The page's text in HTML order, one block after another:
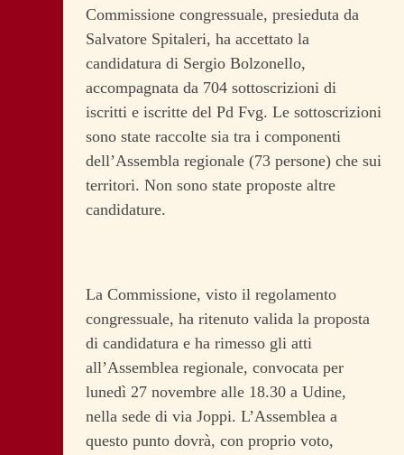
Commissione congressuale, presieduta da
Salvatore Spitaleri, ha accettato la
candidatura di Sergio Bolzonello,
accompagnata da 704 sottoscrizioni di
iscritti e iscritte del Pd Fvg. Le sottoscrizioni
sono state raccolte sia tra i componenti
dell’Assembla regionale (73 persone) che sui
territori. Non sono state proposte altre
candidature.
La Commissione, visto il regolamento
congressuale, ha ritenuto valida la proposta
di candidatura e ha rimesso gli atti
all’Assemblea regionale, convocata per
lunedì 27 novembre alle 18.30 a Udine,
nella sede di via Joppi. L’Assemblea a
questo punto dovrà, con proprio voto,